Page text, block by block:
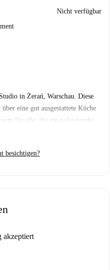
Nicht verfügbar
in Żerań, Warschau. Diese
eine gut ausgestattete Küche
für alle, die ein pulsierendes
sie nicht persönlich überprüft,
zu gewährleisten.
mitten im Herzen von
besichtigen?
akzeptiert